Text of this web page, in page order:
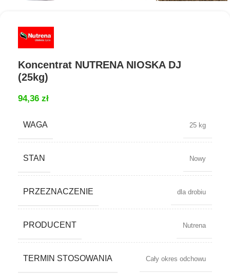
Koncentrat NUTRENA NIOSKA DJ
(25kg)
94,36 zł
WAGA 25 kg
STAN Nowy
PRZEZNACZENIE dla drobiu
PRODUCENT Nutrena
TERMIN STOSOWANIA Cały okres odchowu